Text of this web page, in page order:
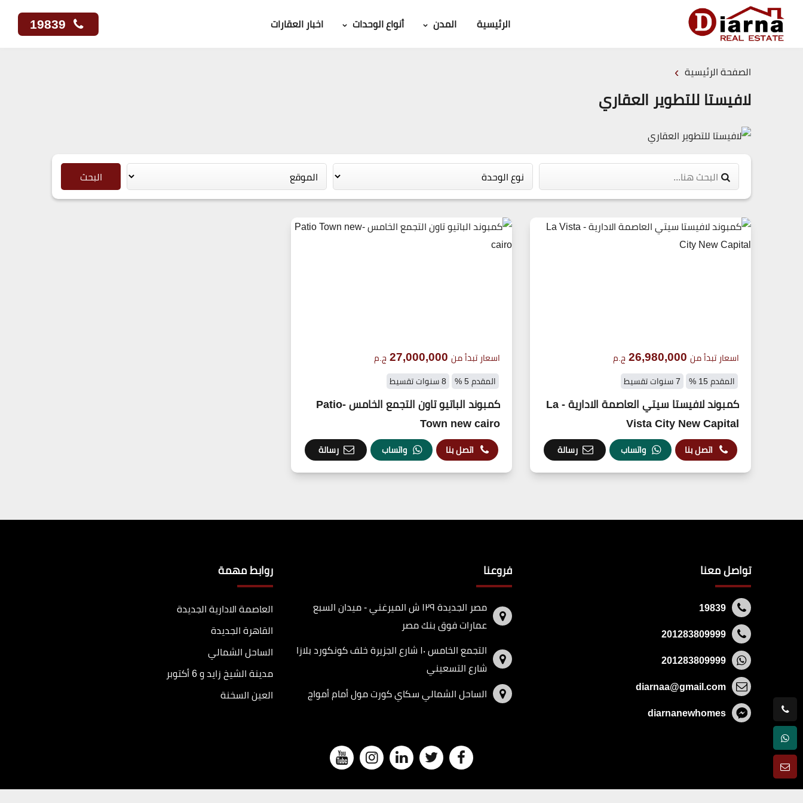
الرئيسية المدن أنواع الوحدات اخبار العقارات
الصفحة الرئيسية ›
لافيستا للتطوير العقاري
البحث
اسعار تبدأ من 26,980,000 ج.م
المقدم 15 % 7 سنوات تقسيط
كمبوند لافيستا سيتي العاصمة الادارية - La
Vista City New Capital
اتصل بنا واتساب رسالة
اسعار تبدأ من 27,000,000 ج.م
المقدم 5 % 8 سنوات تقسيط
كمبوند الباتيو تاون التجمع الخامس -Patio
Town new cairo
اتصل بنا واتساب رسالة
تواصل معنا
19839
201283809999
201283809999
diarnaa@gmail.com
diarnanewhomes
فروعنا
مصر الجديدة ١٢٩ ش الميرغني - ميدان السبع
عمارات فوق بنك مصر
التجمع الخامس ١٠ شارع الجزيرة خلف كونكورد بلازا
شارع التسعيني
الساحل الشمالي سكاي كورت مول أمام أمواج
روابط مهمة
العاصمة الادارية الجديدة
القاهرة الجديدة
الساحل الشمالي
مدينة الشيخ زايد و 6 أكتوبر
العين السخنة